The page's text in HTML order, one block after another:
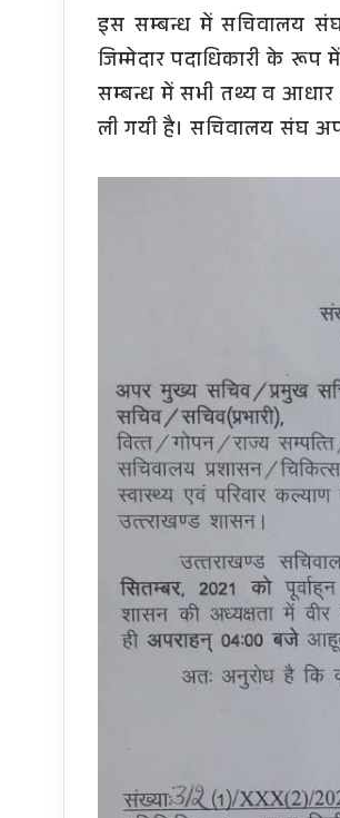
इस सम्बन्ध में सचिवालय
जिम्मेदार पदाधिकारी के
सम्बन्ध में सभी तथ्य व आधार
ली गयी है। सचिवालय संघ